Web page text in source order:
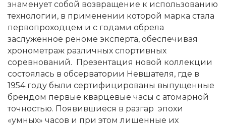
знаменует собой возвращение к использованию
технологии, в применении которой марка стала
первопроходцем и с годами обрела
заслуженное реноме эксперта, обеспечивая
хронометраж различных спортивных
соревнований. Презентация новой коллекции
состоялась в обсерватории Невшателя, где в
1954 году были сертифицированы выпущенные
брендом первые кварцевые часы с атомарной
точностью. Появившиеся в разгар эпохи
«умных» часов и при этом лишенные их